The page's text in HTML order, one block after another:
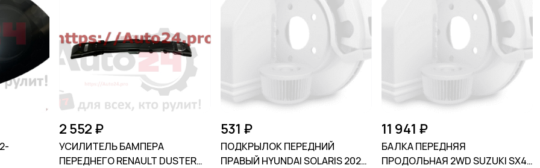
2 552 ₽
УСИЛИТЕЛЬ БАМПЕРА
ПЕРЕДНЕГО RENAULT DUSTER
531 ₽
ПОДКРЫЛОК ПЕРЕДНИЙ
ПРАВЫЙ HYUNDAI SOLARIS 2020-
11 941 ₽
БАЛКА ПЕРЕДНЯЯ
ПРОДОЛЬНАЯ 2WD SUZUKI SX4